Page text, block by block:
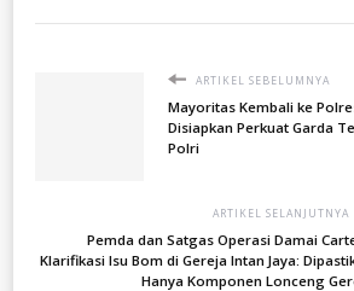
ARTIKEL SEBELUMNYA
Mayoritas Kembali ke
Disiapkan Perkuat Garda
Polri
ARTIKEL SELANJUTNYA
Pemda dan Satgas Operasi Damai
Klarifikasi Isu Bom di Gereja Intan Jaya:
Hanya Komponen Lonceng